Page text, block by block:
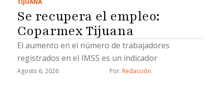
Se recupera el empleo:
Coparmex Tijuana
El aumento en el número de trabajadores
registrados en el IMSS es un indicador
Agosto 6, 2026 Por: Redacción